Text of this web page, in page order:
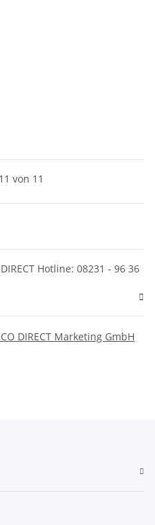
von 11